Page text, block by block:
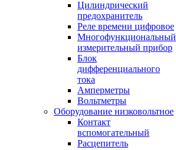
Цилиндрический
предохранитель
Реле времени цифровое
Многофункциональный
измерительный прибор
Блок
дифференциального
тока
Амперметры
Вольтметры
Оборудование низковольтное
Контакт
вспомогательный
Расцепитель